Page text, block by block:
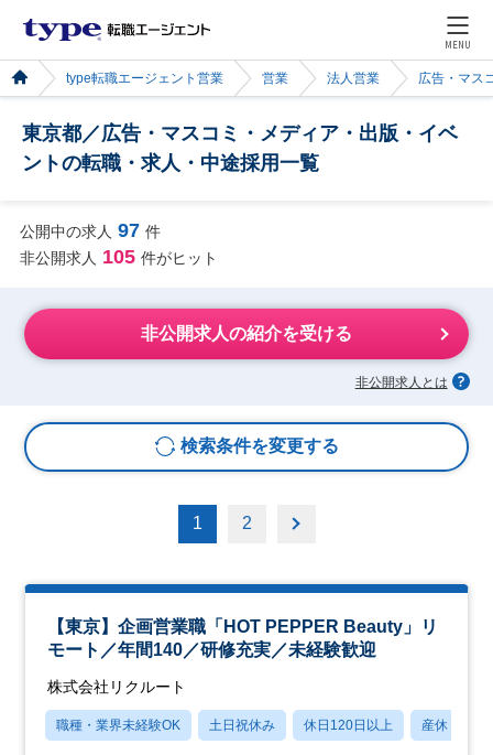
MENU
type転職エージェント営業 営業 法人営業 広告・マス
東京都／広告・マスコミ・メディア・出版・イベ
ントの転職・求人・中途採用一覧
公開中の求人 97 件
非公開求人 105 件がヒット
非公開求人の紹介を受ける
非公開求人とは
検索条件を変更する
1 2
【東京】企画営業職「HOT PEPPER Beauty」リ
モート／年間140／研修充実／未経験歓迎
株式会社リクルート
職種・業界未経験OK 土日祝休み 休日120日以上 産休・育休